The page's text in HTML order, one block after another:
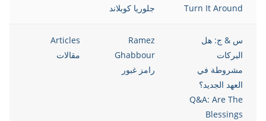
Turn It Around
جلوريا كوبلاند
س & ج: هل
البركات
مشروطة في
العهد الجديد؟
Q&A: Are The
Blessings
Ramez
Ghabbour
رامز غبور
Articles
مقالات